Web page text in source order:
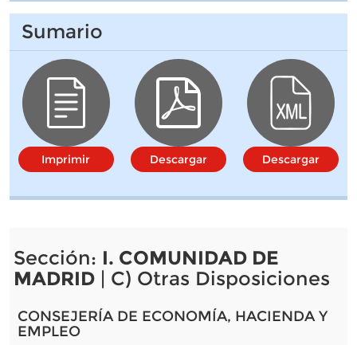
Sumario
Imprimir Descargar Descargar
Sección: I. COMUNIDAD DE
MADRID| C) Otras Disposiciones
CONSEJERÍA DE ECONOMÍA, HACIENDA Y
EMPLEO